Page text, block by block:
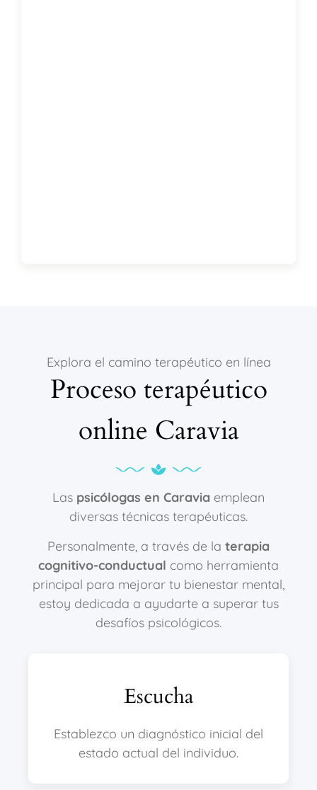
Explora el camino terapéutico en línea
Proceso terapéutico
online Caravia
Las psicólogas en Caravia emplean
diversas técnicas terapéuticas.
Personalmente, a través de la terapia
cognitivo-conductual como herramienta
principal para mejorar tu bienestar mental,
estoy dedicada a ayudarte a superar tus
desafíos psicológicos.
Escucha
Establezco un diagnóstico inicial del
estado actual del individuo.